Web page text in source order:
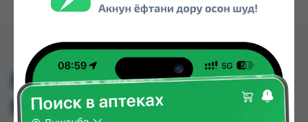
ГЕПАРИН 5000МЕ ФЛ
№1 (ИНДИЯ)